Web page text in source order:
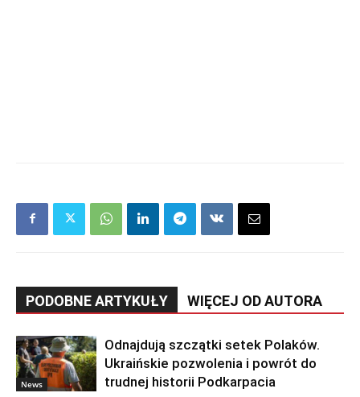
PODOBNE ARTYKUŁY WIĘCEJ OD AUTORA
News
Odnajdują szczątki setek Polaków.
Ukraińskie pozwolenia i powrót do
trudnej historii Podkarpacia